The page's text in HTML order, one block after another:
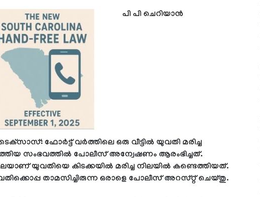
പി പി ചെറിയാൻ
ഫോർട്ട് വർത്തിലെ ഒരു വീട്ടിൽ യുവതി മരിച്ച
സംഭവത്തിൽ പോലീസ് അന്വേഷണം ആരംഭിച്ചത്.
യുവതിയെ കിടക്കയിൽ മരിച്ച നിലയിൽ കണ്ടെത്തിയത്.
താമസിച്ചിരുന്ന ഒരാളെ പോലീസ് അറസ്റ്റ് ചെയ്തു.